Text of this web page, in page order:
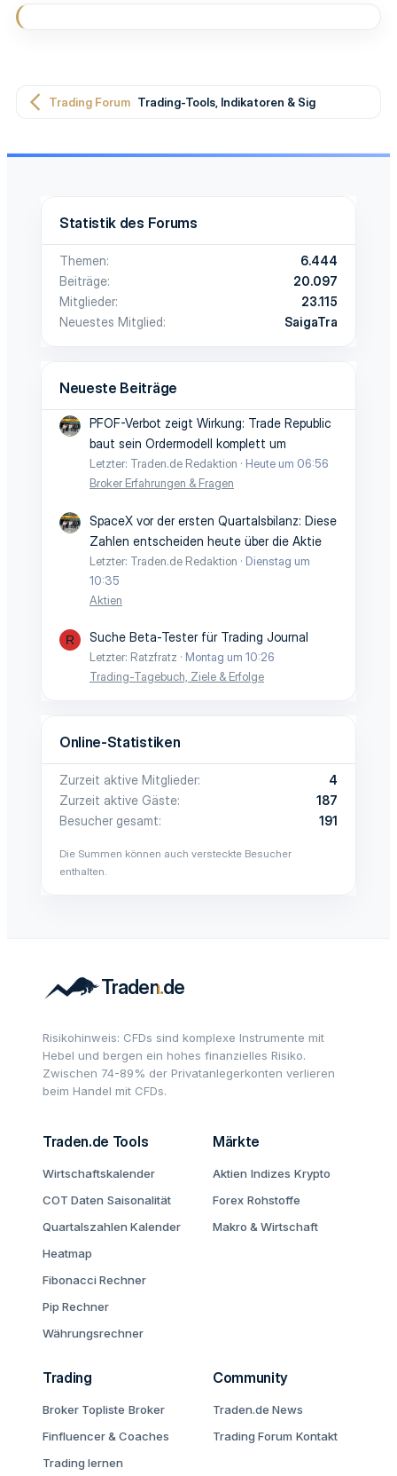
n
Trading Forum Trading-Tools, Indikatoren & Signale
Statistik des Forums
Themen
6.444
Beiträge
20.097
Mitglieder
23.115
Neuestes Mitglied
SaigaTra
Neueste Beiträge
PFOF-Verbot zeigt Wirkung: Trade Republic
baut sein Ordermodell komplett um
Letzter: Traden.de Redaktion
Heute um 06:56
Broker Erfahrungen & Fragen
SpaceX vor der ersten Quartalsbilanz: Diese
Zahlen entscheiden heute über die Aktie
Letzter: Traden.de Redaktion
Dienstag um
10:35
Aktien
R Suche Beta-Tester für Trading Journal
Letzter: Ratzfratz
Montag um 10:26
Trading-Tagebuch, Ziele & Erfolge
Online-Statistiken
Zurzeit aktive Mitglieder
4
Zurzeit aktive Gäste
187
Besucher gesamt
191
Die Summen können auch versteckte Besucher
enthalten.
Risikohinweis: CFDs sind komplexe Instrumente mit
Hebel und bergen ein hohes finanzielles Risiko.
Zwischen 74-89% der Privatanlegerkonten verlieren
beim Handel mit CFDs.
Traden.de Tools
Wirtschaftskalender
COT Daten Saisonalität
Quartalszahlen Kalender
Heatmap
Fibonacci Rechner
Pip Rechner
Währungsrechner
Märkte
Aktien Indizes Krypto
Forex Rohstoffe
Makro & Wirtschaft
Trading
Broker Topliste Broker
Finfluencer & Coaches
Trading lernen
Community
Traden.de News
Trading Forum Kontakt